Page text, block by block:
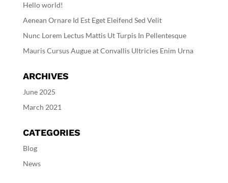
Hello world!
Aenean Ornare Id Est Eget Eleifend Sed Velit
Nunc Lorem Lectus Mattis Ut Turpis In Pellentesque
Mauris Cursus Augue at Convallis Ultricies Enim Urna
ARCHIVES
June 2025
March 2021
CATEGORIES
Blog
News